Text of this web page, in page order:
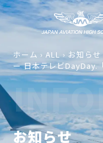
ホーム › ALL › お知らせ
ー 日本テレビDayDay.
お知らせ